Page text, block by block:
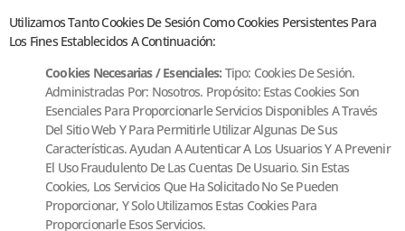
Utilizamos Tanto Cookies De Sesión Como Cookies Persistentes Para
Los Fines Establecidos A Continuación:
Cookies Necesarias / Esenciales: Tipo: Cookies De Sesión.
Administradas Por: Nosotros. Propósito: Estas Cookies Son
Esenciales Para Proporcionarle Servicios Disponibles A Través
Del Sitio Web Y Para Permitirle Utilizar Algunas De Sus
Características. Ayudan A Autenticar A Los Usuarios Y A Prevenir
El Uso Fraudulento De Las Cuentas De Usuario. Sin Estas
Cookies, Los Servicios Que Ha Solicitado No Se Pueden
Proporcionar, Y Solo Utilizamos Estas Cookies Para
Proporcionarle Esos Servicios.